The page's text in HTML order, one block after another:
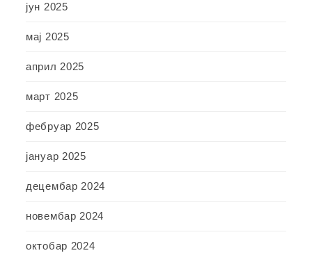
јун 2025
мај 2025
април 2025
март 2025
фебруар 2025
јануар 2025
децембар 2024
новембар 2024
октобар 2024